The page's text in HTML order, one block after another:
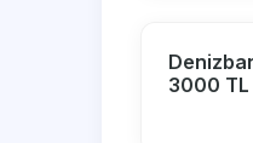
3000 TL